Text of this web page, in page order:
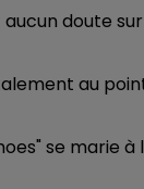
FM
aucun doute sur
au
se marie à